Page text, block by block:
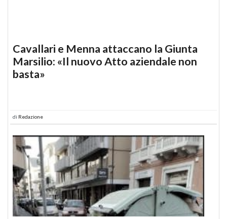
Cavallari e Menna attaccano la Giunta
Marsilio: «Il nuovo Atto aziendale non
basta»
di Redazione